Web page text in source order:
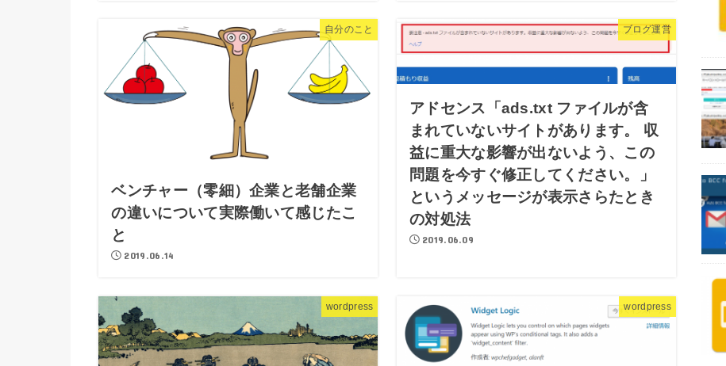
自分のこと
ベンチャー（零細）企業と老舗企業
の違いについて実際働いて感じたこ
と
2019.06.14
ブログ運営
アドセンス「ads.txt ファイルが含
まれていないサイトがあります。 収
益に重大な影響が出ないよう、この
問題を今すぐ修正してください。」
というメッセージが表示さらたとき
の対処法
2019.06.09
wordpress wordpress